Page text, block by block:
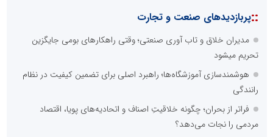
::پربازدیدهای صنعت و تجارت
مدیران خلاق و تاب آوری صنعتی؛ وقتی راهکارهای بومی جایگزین
تحریم میشود
هوشمندسازی آموزشگاه‌ها؛ راهبرد اصلی برای تضمین کیفیت در نظام
رانندگی
فراتر از بحران؛ چگونه خلاقیتِ اصناف و اتحادیه‌های پویا، اقتصاد
مردمی را نجات می‌دهد؟